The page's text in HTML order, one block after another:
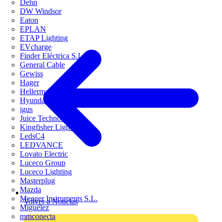
Dehn
DW Windsor
Eaton
EPLAN
ETAP Lighting
EVcharge
Finder Eléctrica S.L.U
General Cable
Gewiss
Hager
HellermannTyton
Hyundai Electric
igus
Juice Technology
Kingfisher Lighting
LedsC4
LEDVANCE
Lovato Electric
Luceco Group
Luceco Lighting
Masterplug
Mazda
Megger Instruments S.L.
Miguélez
mmconecta
Volver a Noticias